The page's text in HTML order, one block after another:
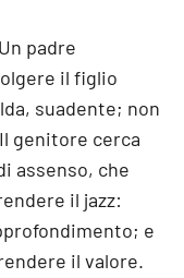
padre
il figlio
suadente; non
genitore cerca
assenso, che
il jazz:
e
il valore.